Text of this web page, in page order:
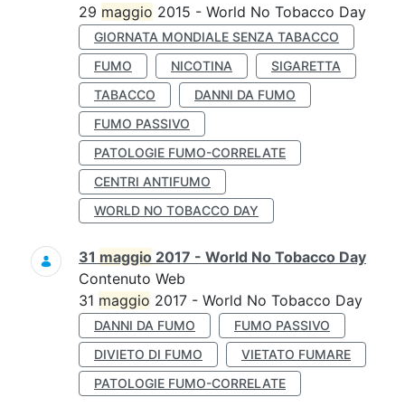
29 maggio 2015 - World No Tobacco Day
GIORNATA MONDIALE SENZA TABACCO
FUMO
NICOTINA
SIGARETTA
TABACCO
DANNI DA FUMO
FUMO PASSIVO
PATOLOGIE FUMO-CORRELATE
CENTRI ANTIFUMO
WORLD NO TOBACCO DAY
31 maggio 2017 - World No Tobacco Day
Contenuto Web
31 maggio 2017 - World No Tobacco Day
DANNI DA FUMO
FUMO PASSIVO
DIVIETO DI FUMO
VIETATO FUMARE
PATOLOGIE FUMO-CORRELATE